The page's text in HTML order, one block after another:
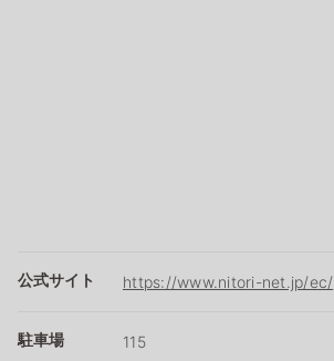
公式サイト https://www.nitori-net.jp/ec/
駐車場 115